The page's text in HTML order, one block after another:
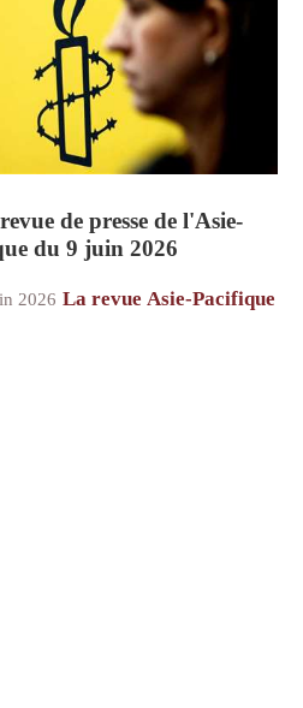
de presse de l'Asie-
du 9 juin 2026
2026 La revue Asie-Pacifique